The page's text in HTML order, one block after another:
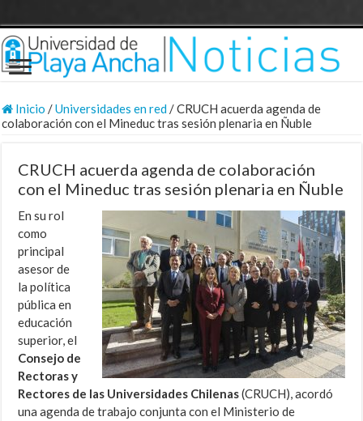
Inicio /Universidades en red/CRUCH acuerda agenda de
colaboración con el Mineduc tras sesión plenaria en Ñuble
CRUCH acuerda agenda de colaboración
con el Mineduc tras sesión plenaria en Ñuble
En su rol
como
principal
asesor de
la política
pública en
educación
superior, el
Consejo de
Rectoras y
Rectores de las Universidades Chilenas(CRUCH), acordó
una agenda de trabajo conjunta con el Ministerio de